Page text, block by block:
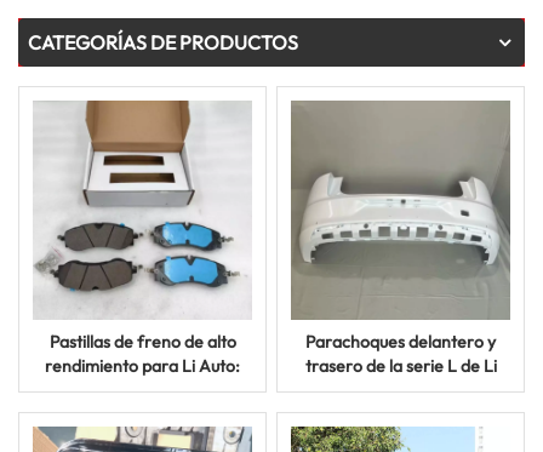
CATEGORÍAS DE PRODUCTOS
Pastillas de freno de alto
rendimiento para Li Auto:
potencia de frenado de
precisión para mayor
seguridad
Parachoques delantero y
trasero de la serie L de Li
Auto: protección duradera y
diseño elegante